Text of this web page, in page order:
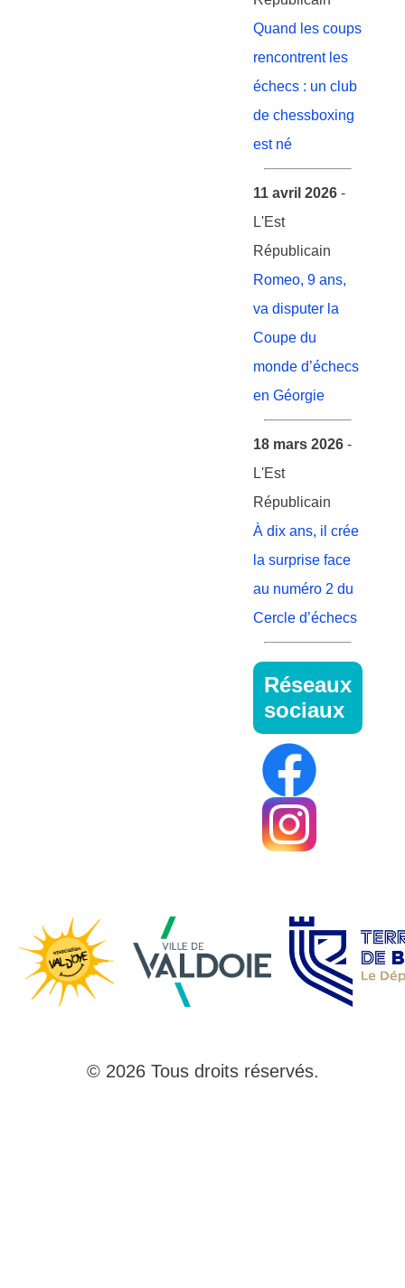
Quand les coups
rencontrent les
échecs : un club
de chessboxing
est né
11 avril 2026 -
L'Est
Républicain
Romeo, 9 ans,
va disputer la
Coupe du
monde d’échecs
en Géorgie
18 mars 2026 -
L'Est
Républicain
À dix ans, il crée
la surprise face
au numéro 2 du
Cercle d’échecs
Réseaux
sociaux
© 2026 Tous droits réservés.